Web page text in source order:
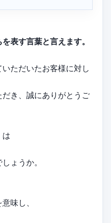
表す言葉と言えます。
ただいたお客様に対し
だき、誠にありがとうご
は
ょうか。
味し、